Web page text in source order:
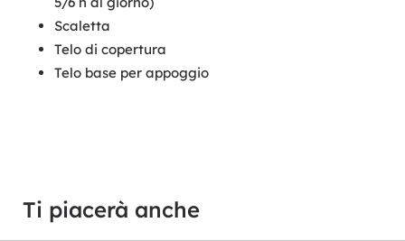
Scaletta
Telo di copertura
Telo base per appoggio
Ti piacerà anche